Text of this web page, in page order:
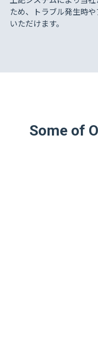
ため、トラブル発生時
いただけます。
Some of